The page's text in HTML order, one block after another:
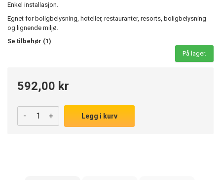
Enkel installasjon.
Egnet for boligbelysning, hoteller, restauranter, resorts, boligbelysning
og lignende miljø.
Se tilbehør (1)
På lager.
592,00 kr
- + Legg i kurv